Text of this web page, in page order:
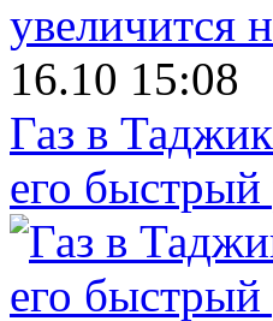
16.10 15:08
Газ в
его быстрый